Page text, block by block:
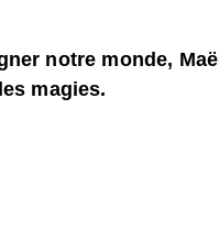
notre monde, Maë
magies.